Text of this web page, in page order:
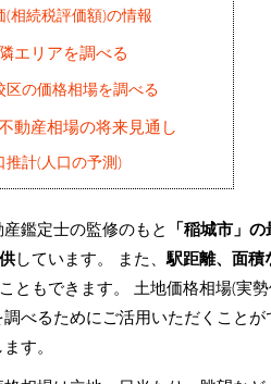
相続税評価額)の情報
エリアを調べる
区の価格相場を調べる
動産相場の将来見通し
計(人口の予測)
鑑定士の監修のもと 「稲城市」
しています。 また、 駅距離、面積
ともできます。 土地価格相場(実
べるためにご活用いただくことが
す。